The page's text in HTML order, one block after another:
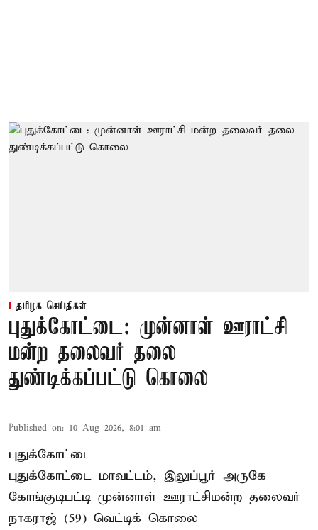
தமிழக செய்திகள்
புதுக்கோட்டை: முன்னாள் ஊராட்சி
மன்ற தலைவர் தலை
துண்டிக்கப்பட்டு கொலை
Published on: 10 Aug 2026, 8:01 am
புதுக்கோட்டை
புதுக்கோட்டை மாவட்டம், இலுப்பூர் அருகே
கோங்குடிபட்டி முன்னாள் ஊராட்சிமன்ற தலைவர்
நாகராஜ் (59) வெட்டிக் கொலை